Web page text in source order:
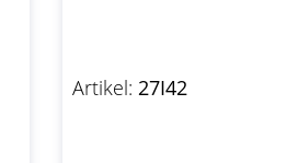
Artikel: 27I42